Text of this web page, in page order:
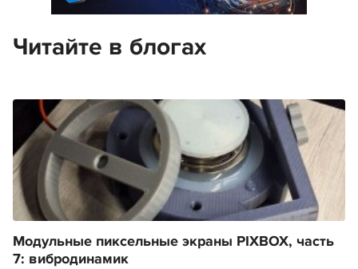
Читайте в блогах
Модульные пиксельные экраны PIXBOX, часть
7: вибродинамик